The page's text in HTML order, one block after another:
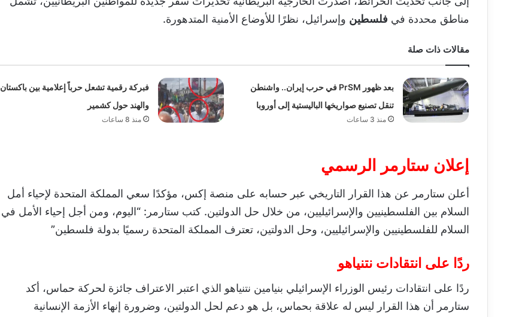
مناطق محددة في فلسطين وإسرائيل، نظرًا للأوضاع الأمنية المتدهورة.
مقالات ذات صلة
بعد ظهور PrSM في حرب إيران.. واشنطن
تنقل تصنيع صواريخها الباليستية إلى أوروبا
منذ 3 ساعات
فبركة رقمية تشعل حرباً إعلامية بين باكستان
والهند حول كشمير
منذ 8 ساعات
إعلان ستارمر الرسمي
أعلن ستارمر عن هذا القرار التاريخي عبر حسابه على منصة إكس، مؤكدًا سعي المملكة المتحدة لإحياء أمل
السلام بين الفلسطينيين والإسرائيليين، من خلال حل الدولتين. كتب ستارمر: “اليوم، ومن أجل إحياء الأمل في
السلام للفلسطينيين والإسرائيليين، وحل الدولتين، تعترف المملكة المتحدة رسميًا بدولة فلسطين”
ردًا على انتقادات نتنياهو
ردًا على انتقادات رئيس الوزراء الإسرائيلي بنيامين نتنياهو الذي اعتبر الاعتراف جائزة لحركة حماس، أكد
ستارمر أن هذا القرار ليس له علاقة بحماس، بل هو دعم لحل الدولتين، وضرورة إنهاء الأزمة الإنسانية